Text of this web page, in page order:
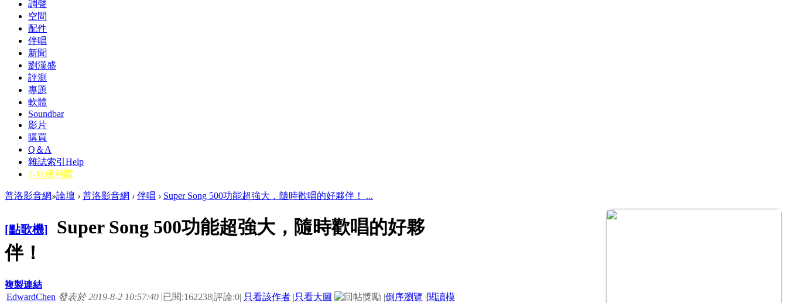
調聲
空間
配件
伴唱
新聞
劉漢盛
評測
專題
軟體
Soundbar
影片
購買
Q＆A
雜誌索引 Help
7-11便利購
普洛影音網»論壇 › 普洛影音網 › 伴唱 › Super Song 500功能超強大，隨時歡唱的好夥伴！ ...
[點歌機]
Super Song 500功能超強大，隨時歡唱的好夥
伴！
複製連結
EdwardChen 發表於 2019-8-2 10:57:40 |已閱:162238|評論:0| 只看該作者 |只看大圖 |倒序瀏覽 |閱讀模